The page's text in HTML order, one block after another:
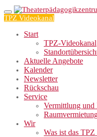
TPZ Videokanal
Start
TPZ-Videokanal
Aktuelle Angebote
Kalender
Newsletter
Rückschau
Service
Vermittlung und
Wir
Was ist das